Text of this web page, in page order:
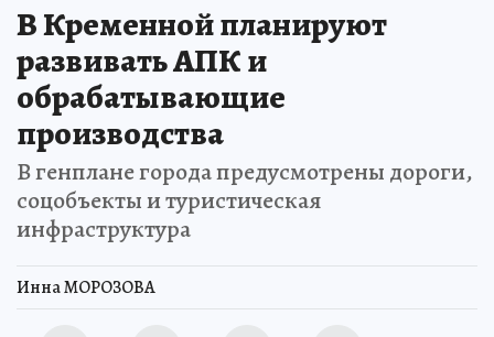
В Кременной планируют
развивать АПК и
обрабатывающие
производства
В генплане города предусмотрены дороги,
соцобъекты и туристическая
инфраструктура
Инна МОРОЗОВА